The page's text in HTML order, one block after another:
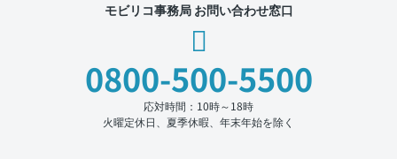
モビリコ事務局 お問い合わせ窓口
0800-500-5500
応対時間：10時～18時
火曜定休日、夏季休暇、年末年始を除く